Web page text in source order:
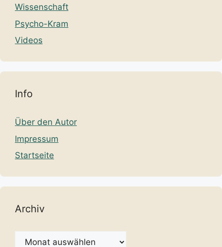
Wissenschaft
Psycho-Kram
Videos
Info
Über den Autor
Impressum
Startseite
Archiv
Archiv